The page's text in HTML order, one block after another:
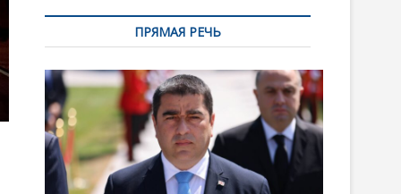
ПРЯМАЯ РЕЧЬ